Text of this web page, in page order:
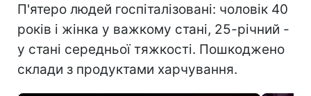
П'ятеро людей госпіталізовані: чоловік 40
років і жінка у важкому стані, 25-річний -
у стані середньої тяжкості. Пошкоджено
склади з продуктами харчування.